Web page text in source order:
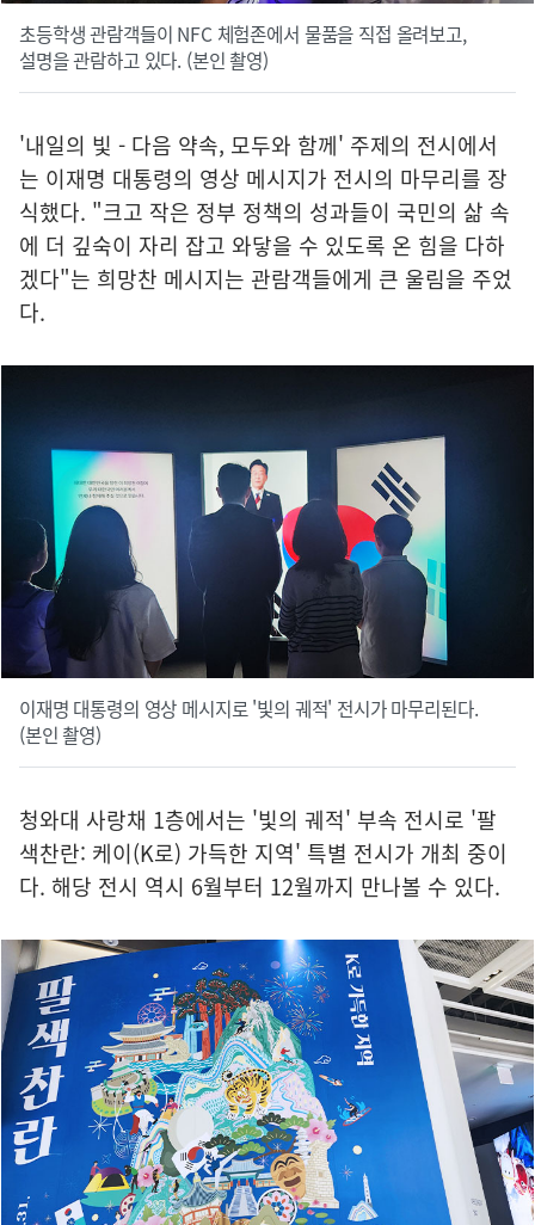
초등학생 관람객들이 NFC 체험존에서 물품을 직접 올려보고,
설명을 관람하고 있다. (본인 촬영)
'내일의 빛 - 다음 약속, 모두와 함께' 주제의 전시에서
는 이재명 대통령의 영상 메시지가 전시의 마무리를 장
식했다. "크고 작은 정부 정책의 성과들이 국민의 삶 속
에 더 깊숙이 자리 잡고 와닿을 수 있도록 온 힘을 다하
겠다"는 희망찬 메시지는 관람객들에게 큰 울림을 주었
다.
이재명 대통령의 영상 메시지로 '빛의 궤적' 전시가 마무리된다.
(본인 촬영)
청와대 사랑채 1층에서는 '빛의 궤적' 부속 전시로 '팔
색찬란: 케이(K로) 가득한 지역' 특별 전시가 개최 중이
다. 해당 전시 역시 6월부터 12월까지 만나볼 수 있다.